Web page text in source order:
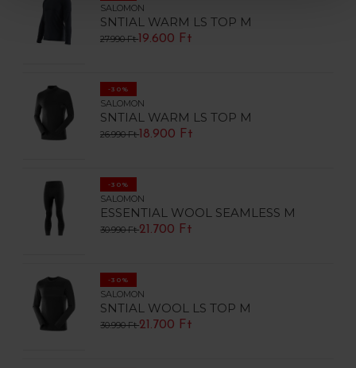
SALOMON
SNTIAL WARM LS TOP M
27.990 Ft 19.600 Ft
-30%
SALOMON
SNTIAL WARM LS TOP M
26.990 Ft 18.900 Ft
-30%
SALOMON
ESSENTIAL WOOL SEAMLESS M
30.990 Ft21.700 Ft
-30%
SALOMON
SNTIAL WOOL LS TOP M
30.990 Ft21.700 Ft